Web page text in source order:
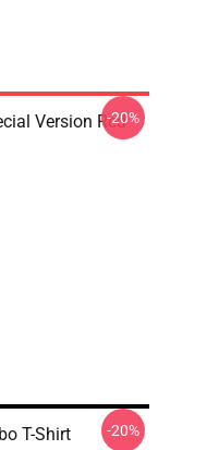
Version Red
-20%
T-Shirt
-20%